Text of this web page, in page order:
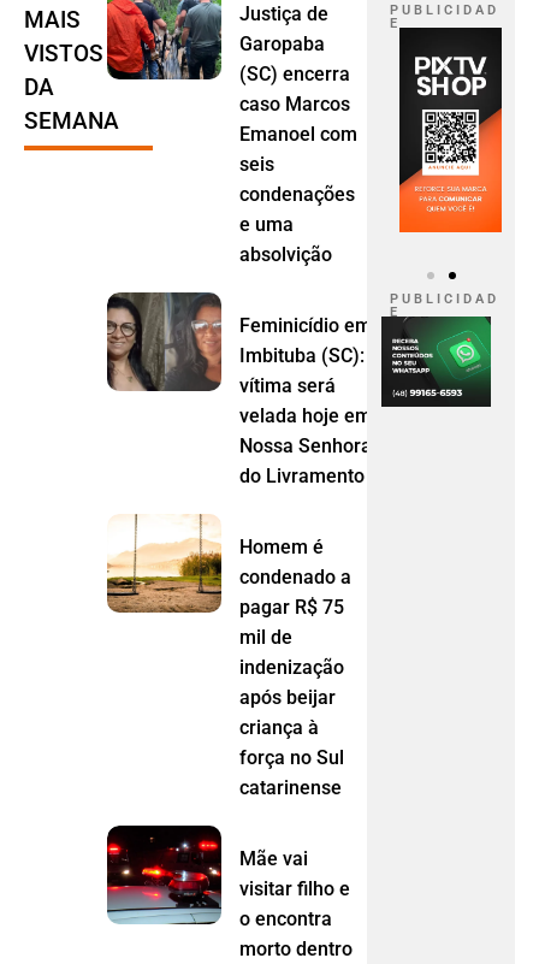
MAIS
VISTOS
DA
SEMANA
Justiça de
Garopaba
(SC) encerra
caso Marcos
Emanoel com
seis
condenações
e uma
absolvição
Feminicídio em
Imbituba (SC):
vítima será
velada hoje em
Nossa Senhora
do Livramento (MT)
Homem é
condenado a
pagar R$ 75
mil de
indenização
após beijar
criança à
força no Sul
catarinense
Mãe vai
visitar filho e
o encontra
morto dentro
P U B L I C I D A D
E
P U B L I C I D A D
E